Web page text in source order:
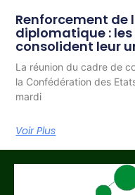
Renforcement
diplomatique : les
consolident leur
La réunion du cadre de
la Confédération des
mardi
Voir Plus